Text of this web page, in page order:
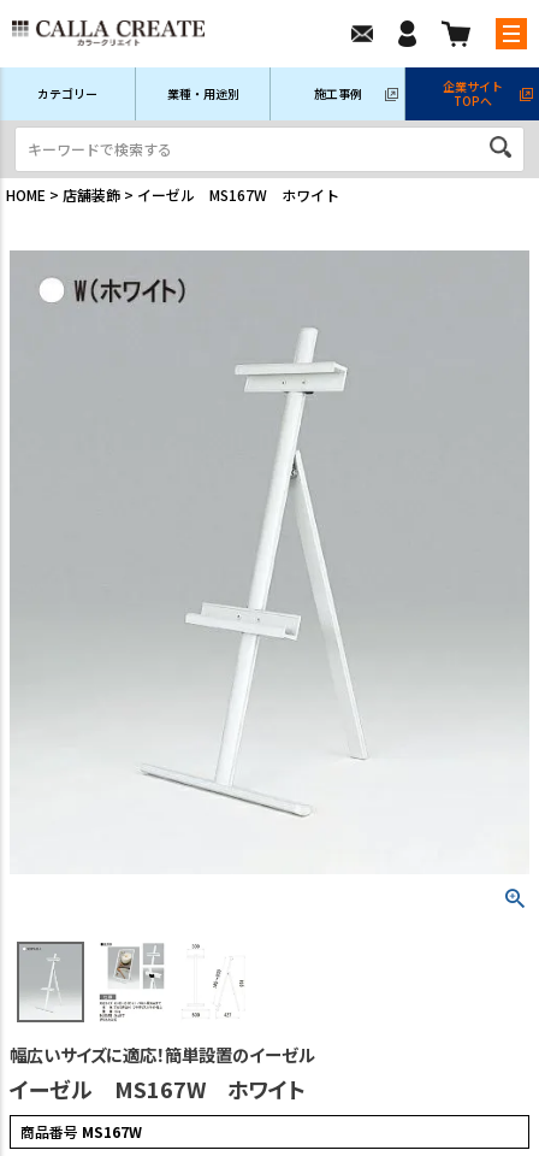
ログイン/マイページ
注文履歴
TEL:06-7493-2639 (平日9:00～18:00)
メールで問い合わせる
カテゴリーから選ぶ
業種・用途から選ぶ
特定商取引法表示
ご利用ガイド
カテゴリー 業種・用途別 施工事例
企業サイト
TOPへ
HOME 店舗装飾 イーゼル MS167W ホワイト
幅広いサイズに適応！簡単設置のイーゼル
イーゼル MS167W ホワイト
商品番号 MS167W